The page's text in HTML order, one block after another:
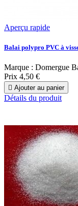
Aperçu rapide
Balai polypro PVC à
Marque : Domergue
Prix 4,50 €
 Ajouter au panier
Détails du produit